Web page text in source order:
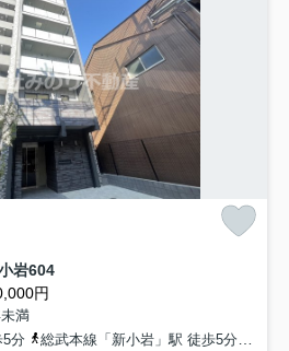
岩604
円
満
5分
総武本線「新小岩」駅 徒歩5分